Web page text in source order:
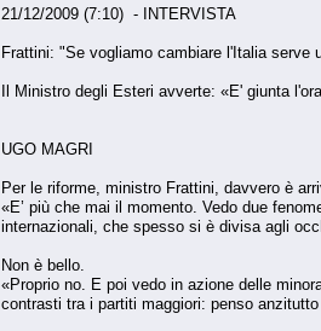
21/12/2009 (7:10) - INTERVISTA
Frattini: "Se vogliamo cambiare l'Italia serve
Il Ministro degli Esteri avverte: «E' giunta
UGO MAGRI
Per le riforme, ministro Frattini, davvero è
«E’ più che mai il momento. Vedo due
internazionali, che spesso si è divisa agli
Non è bello.
«Proprio no. E poi vedo in azione delle
contrasti tra i partiti maggiori: penso